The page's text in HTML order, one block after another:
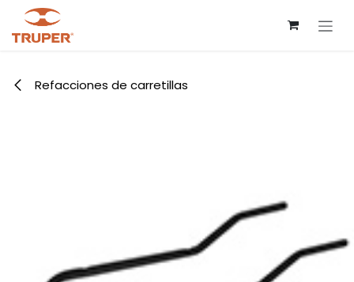
Ir al contenido
Refacciones de carretillas